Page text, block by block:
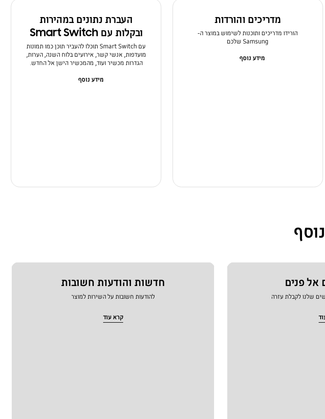
מדריכים והורדות
הורידו מדריכים ותוכנות לשימוש במוצר ה-
Samsung שלכם
מידע נוסף
העברת נתונים במהירות
ובקלות עם Smart Switch
עם Smart Switch תוכלו להעביר תוכן כמו תמונות
מועדפות, אנשי קשר, אירועים בלוח השנה, הערות,
הגדרות מכשיר ועוד, מהמכשיר הישן אל החדש.
מידע נוסף
אל פנים
שלנו לקבלת עזרה
חדשות והודעות חשובות
להודעות חשובות על השירות למוצר
קרא עוד